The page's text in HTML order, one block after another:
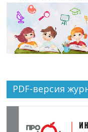
PDF-версия